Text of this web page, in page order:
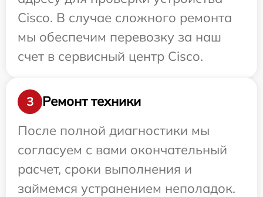
Cisco. В случае сложного ремонта
мы обеспечим перевозку за наш
счет в сервисный центр Cisco.
3
Ремонт техники
После полной диагностики мы
согласуем с вами окончательный
расчет, сроки выполнения и
займемся устранением неполадок.